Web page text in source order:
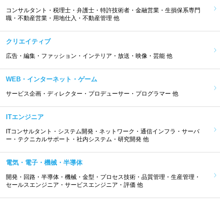
コンサルタント・税理士・弁護士・特許技術者・金融営業・生損保系専門
職・不動産営業・用地仕入・不動産管理 他
クリエイティブ
広告・編集・ファッション・インテリア・放送・映像・芸能 他
WEB・インターネット・ゲーム
サービス企画・ディレクター・プロデューサー・プログラマー 他
ITエンジニア
ITコンサルタント・システム開発・ネットワーク・通信インフラ・サーバ
ー・テクニカルサポート・社内システム・研究開発 他
電気・電子・機械・半導体
開発・回路・半導体・機械・金型・プロセス技術・品質管理・生産管理・
セールスエンジニア・サービスエンジニア・評価 他